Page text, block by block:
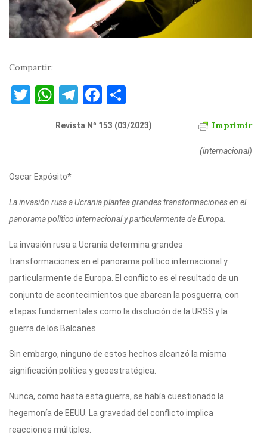
Compartir:
T
r
W
at
A
p
T
e
F
c
o
k
m
r
Imprimir
Revista Nº 153 (03/2023)
(internacional)
Oscar Expósito*
La invasión rusa a Ucrania plantea grandes transformaciones en el
panorama político internacional y particularmente de Europa.
La invasión rusa a Ucrania determina grandes
transformaciones en el panorama político internacional y
particularmente de Europa. El conflicto es el resultado de un
conjunto de acontecimientos que abarcan la posguerra, con
etapas fundamentales como la disolución de la URSS y la
guerra de los Balcanes.
Sin embargo, ninguno de estos hechos alcanzó la misma
significación política y geoestratégica.
Nunca, como hasta esta guerra, se había cuestionado la
hegemonía de EEUU. La gravedad del conflicto implica
reacciones múltiples.